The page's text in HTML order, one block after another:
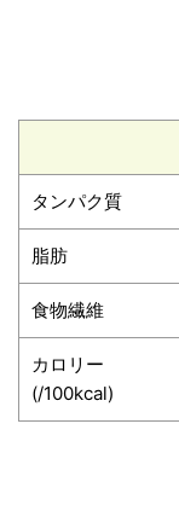
タンパク質
脂肪
食物繊維
カロリー
(/100kcal)